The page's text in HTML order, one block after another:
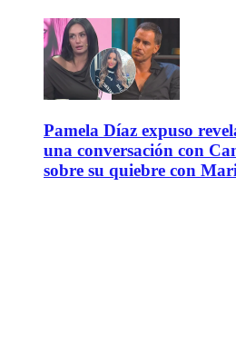
Pamela Díaz expuso
una conversación con
sobre su quiebre con